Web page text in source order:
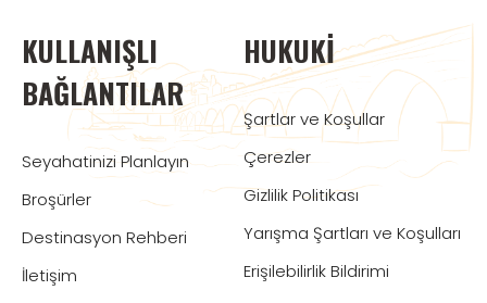
KULLANIŞLI
BAĞLANTILAR
Seyahatinizi Planlayın
Broşürler
Destinasyon Rehberi
İletişim
HUKUKI
Şartlar ve Koşullar
Çerezler
Gizlilik Politikası
Yarışma Şartları ve Koşulları
Erişilebilirlik Bildirimi